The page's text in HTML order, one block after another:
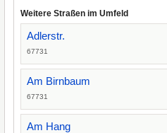
Weitere Straßen im Umfeld
Adlerstr.
67731
Am Birnbaum
67731
Am Hang